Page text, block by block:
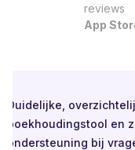
reviews
App
Duidelijke,
boekhoudingstool en
ondersteuning bij